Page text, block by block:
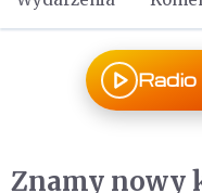
Znamy nowy